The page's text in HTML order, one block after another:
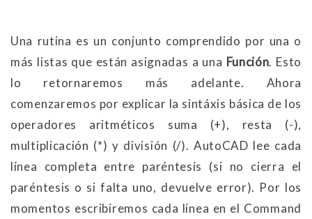
Una rutina es un conjunto comprendido por una o
más listas que están asignadas a una Función. Esto
lo retornaremos más adelante. Ahora
comenzaremos por explicar la sintáxis básica de los
operadores aritméticos suma (+), resta (-),
multiplicación (*) y división (/). AutoCAD lee cada
línea completa entre paréntesis (si no cierra el
paréntesis o si falta uno, devuelve error). Por los
momentos escribiremos cada línea en el Command